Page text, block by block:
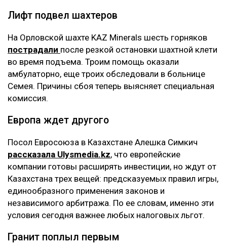
Лифт подвел шахтеров
На Орловской шахте KAZ Minerals шесть горняков
пострадали после резкой остановки шахтной клети
во время подъема. Троим помощь оказали
амбулаторно, еще троих обследовали в больнице
Семея. Причины сбоя теперь выясняет специальная
комиссия.
Европа ждет другого
Посол Евросоюза в Казахстане Алешка Симкич
рассказала Ulysmedia.kz, что европейские
компании готовы расширять инвестиции, но ждут от
Казахстана трех вещей: предсказуемых правил игры,
единообразного применения законов и
независимого арбитража. По ее словам, именно эти
условия сегодня важнее любых налоговых льгот.
Гранит поплыл первым